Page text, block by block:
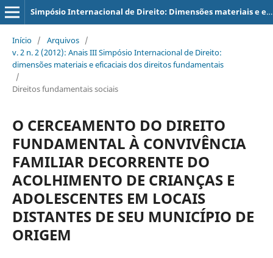
Simpósio Internacional de Direito: Dimensões materiais e eficaciais dos direitos fundamentais
Início / Arquivos /
v. 2 n. 2 (2012): Anais III Simpósio Internacional de Direito:
dimensões materiais e eficaciais dos direitos fundamentais
/
Direitos fundamentais sociais
O CERCEAMENTO DO DIREITO
FUNDAMENTAL À CONVIVÊNCIA
FAMILIAR DECORRENTE DO
ACOLHIMENTO DE CRIANÇAS E
ADOLESCENTES EM LOCAIS
DISTANTES DE SEU MUNICÍPIO DE
ORIGEM